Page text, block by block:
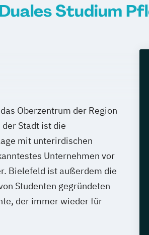
Studium
Oberzentrum der Region
Stadt ist die
mit unterirdischen
Unternehmen vor
Bielefeld ist außerdem die
Studenten gegründeten
der immer wieder für